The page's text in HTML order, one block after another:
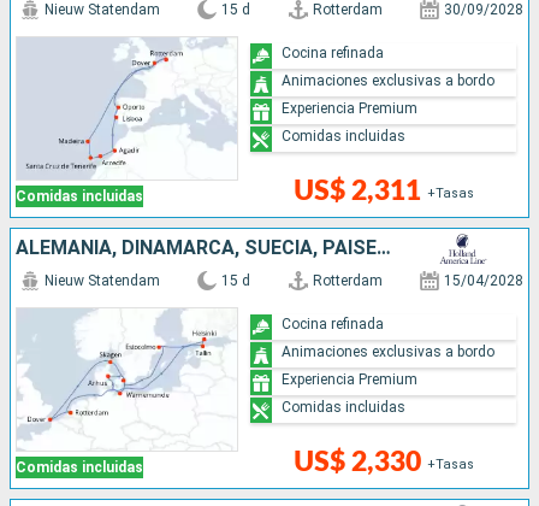
Comidas incluidas
Nieuw Statendam 15 d Rotterdam 30/09/2028
US$ 2,311 +Tasas
Cocina refinada
Animaciones exclusivas a bordo
Experiencia Premium
Comidas incluidas
ALEMANIA, DINAMARCA, SUECIA, PAISES BAJOS, FINLANDIA, ESTONIA, REINO UNIDO
Comidas incluidas
Nieuw Statendam 15 d Rotterdam 15/04/2028
US$ 2,330 +Tasas
Cocina refinada
Animaciones exclusivas a bordo
Experiencia Premium
Comidas incluidas